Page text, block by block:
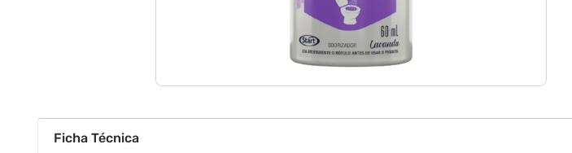
Ficha Técnica